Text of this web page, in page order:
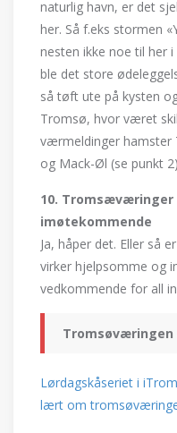
naturlig havn, er det
her. Så f.eks stormen
nesten ikke noe til her
ble det store
så tøft ute på kysten
Tromsø, hvor været
værmeldinger hamster
og Mack-Øl (se punkt 2)
10.
imøtekommende
Ja, håper det. Eller så
virker hjelpsomme og
vedkommende for all
Tromsøværingen
Lørdagskåseriet i
lært om